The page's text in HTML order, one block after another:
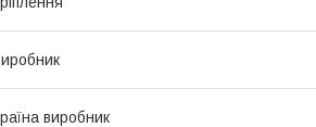
виробник